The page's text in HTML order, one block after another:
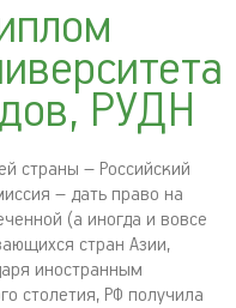
РУДН
страны – Российский
– дать право на
(а иногда и вовсе
стран Азии,
иностранным
столетия, РФ получила